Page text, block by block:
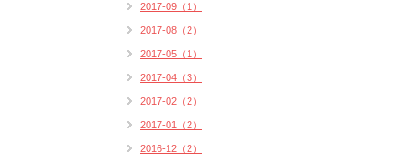
2017-09（1）
2017-08（2）
2017-05（1）
2017-04（3）
2017-02（2）
2017-01（2）
2016-12（2）